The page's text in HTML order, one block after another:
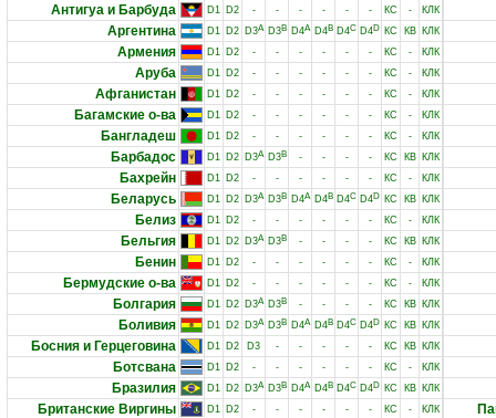
Антигуа и Барбуда D1 D2 - - - - - - КС - КЛК
Аргентина D1 D2 D3A D3B D4A D4B D4C D4D КС КВ КЛК
Армения D1 D2 - - - - - - КС - КЛК
Аруба D1 D2 - - - - - - КС - КЛК
Афганистан D1 D2 - - - - - - КС - КЛК
Багамские о-ва D1 D2 - - - - - - КС - КЛК
Бангладеш D1 D2 - - - - - - КС - КЛК
Барбадос D1 D2 D3A D3B - - - - КС КВ КЛК
Бахрейн D1 D2 - - - - - - КС - КЛК
Беларусь D1 D2 D3A D3B D4A D4B D4C D4D КС КВ КЛК
Белиз D1 D2 - - - - - - КС - КЛК
Бельгия D1 D2 D3A D3B - - - - КС КВ КЛК
Бенин D1 D2 - - - - - - КС - КЛК
Бермудские о-ва D1 D2 - - - - - - КС - КЛК
Болгария D1 D2 D3A D3B - - - - КС КВ КЛК
Боливия D1 D2 D3A D3B D4A D4B D4C D4D КС КВ КЛК
Босния и Герцеговина D1 D2 D3 - - - - - КС КВ КЛК
Ботсвана D1 D2 - - - - - - КС - КЛК
Бразилия D1 D2 D3A D3B D4A D4B D4C D4D КС КВ КЛК
Британские Виргины D1 D2 - - - - - - КС - КЛК